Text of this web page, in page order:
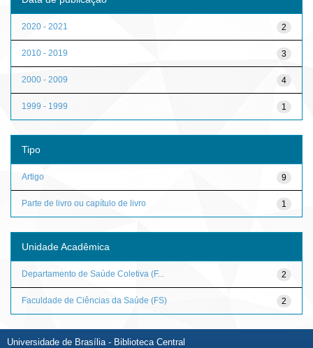
2
2020 - 2021
3
2010 - 2019
4
2000 - 2009
1
1999 - 1999
Tipo
9
Artigo
1
Parte de livro ou capítulo de livro
Unidade Acadêmica
2
Departamento de Saúde Coletiva (F...
2
Faculdade de Ciências da Saúde (FS)
Universidade de Brasília - Biblioteca Central